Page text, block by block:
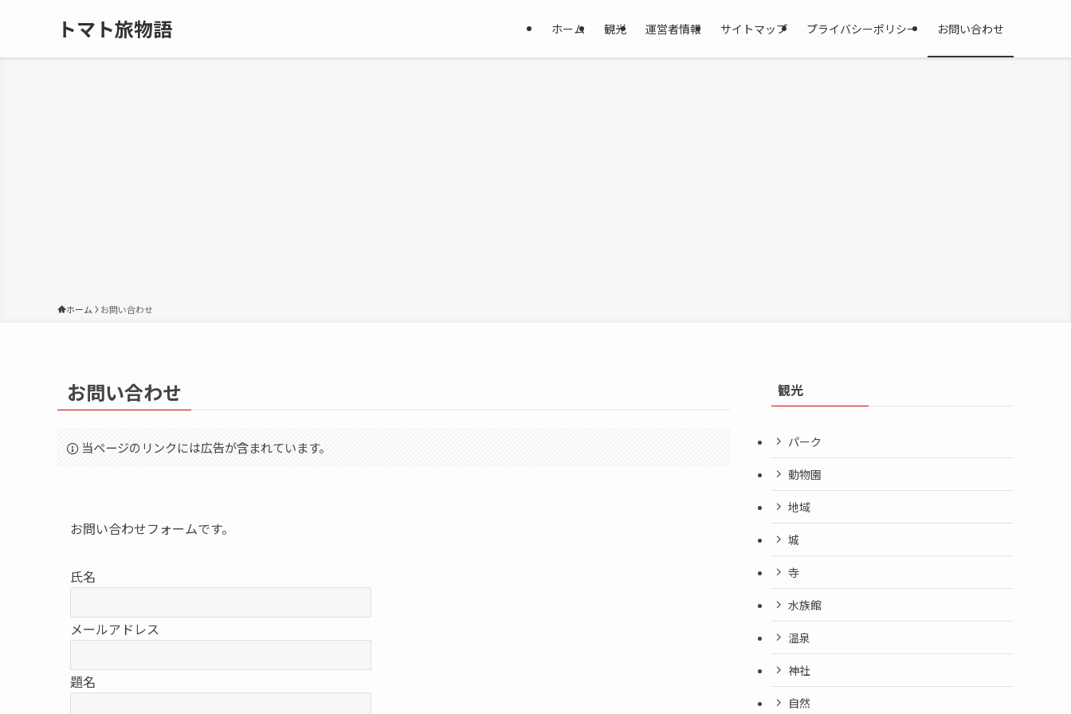
トマト旅物語 ホーム 観光 運営者情報 サイトマップ プライバシーポリシー お問い合わせ
ホーム お問い合わせ
お問い合わせ
当ページのリンクには広告が含まれています。
お問い合わせフォームです。
氏名
メールアドレス
題名
観光
パーク
動物園
地域
城
寺
水族館
温泉
神社
自然